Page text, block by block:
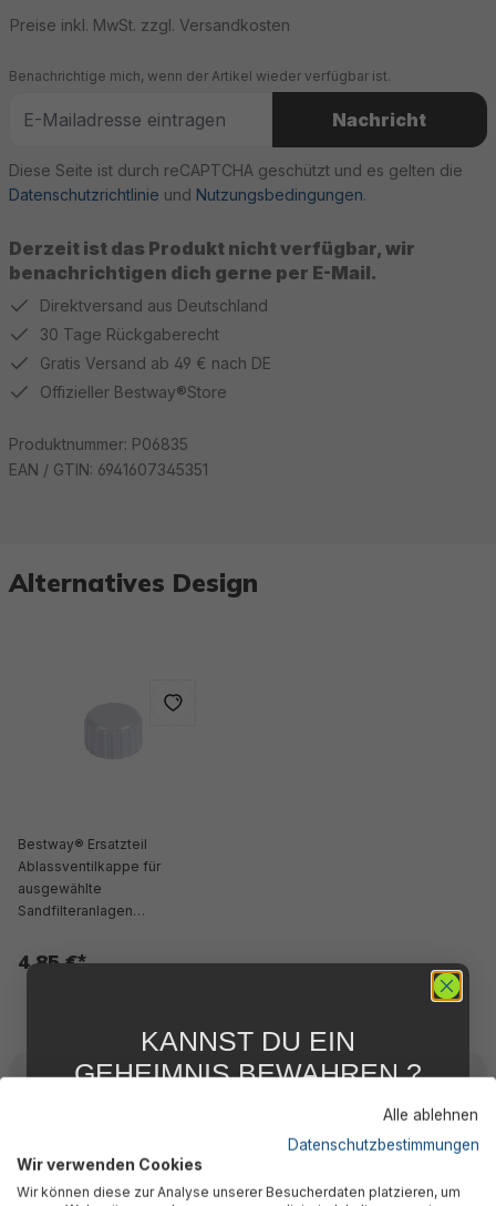
Preise inkl. MwSt. zzgl. Versandkosten
Derzeit ist das Produkt nicht verfügbar, wir
benachrichtigen dich gerne per E-Mail.
Benachrichtige mich, wenn der Artikel wieder verfügbar ist.
Nachricht
Diese Seite ist durch reCAPTCHA geschützt und es gelten die
Datenschutzrichtlinie und Nutzungsbedingungen.
Direktversand aus Deutschland
30 Tage Rückgaberecht
Gratis Versand ab 49 € nach DE
Offizieller Bestway®Store
Produktnummer: P06835
EAN / GTIN: 6941607345351
Alternatives Design
Bestway® Ersatzteil
Ablassventilkappe für
ausgewählte
Sandfilteranlagen
2.006/3.028l/h)
4,85 €*
Bewertungen
Alle ablehnen
Datenschutzbestimmungen
Wir verwenden Cookies
Wir können diese zur Analyse unserer Besucherdaten platzieren, um
KANNST DU EIN
GEHEIMNIS BEWAHREN ?
FÜR DICH
Abonniere jetzt unseren kostenlosen
Newsletter, verpasse keine Neuigkeiten und